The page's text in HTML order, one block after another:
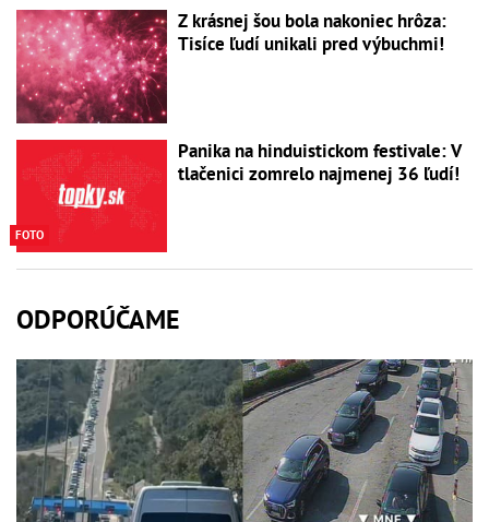
Z krásnej šou bola nakoniec hrôza:
Tisíce ľudí unikali pred výbuchmi!
FOTO
Panika na hinduistickom festivale: V
tlačenici zomrelo najmenej 36 ľudí!
ODPORÚČAME